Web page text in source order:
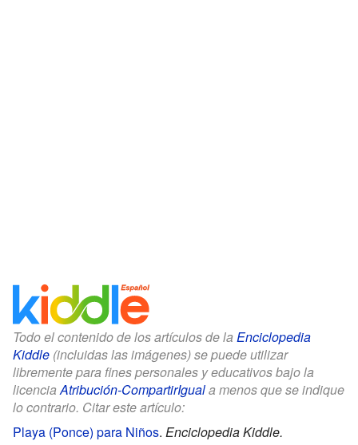
Todo el contenido de los artículos de la Enciclopedia
Kiddle (incluidas las imágenes) se puede utilizar
libremente para fines personales y educativos bajo la
licenciaAtribución-CompartirIguala menos que se indique
lo contrario. Citar este artículo:
Playa (Ponce) para Niños. Enciclopedia Kiddle.